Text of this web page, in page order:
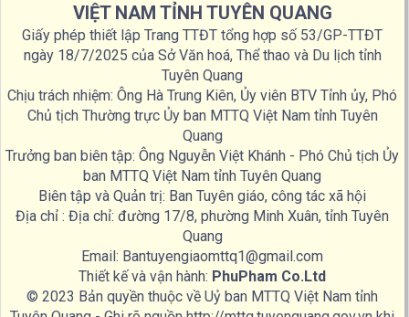
VIỆT NAM TỈNH TUYÊN QUANG
Giấy phép thiết lập Trang TTĐT tổng hợp số 53/GP-TTĐT
ngày 18/7/2025 của Sở Văn hoá, Thể thao và Du lịch tỉnh
Tuyên Quang
Chịu trách nhiệm: Ông Hà Trung Kiên, Ủy viên BTV Tỉnh ủy, Phó
Chủ tịch Thường trực Ủy ban MTTQ Việt Nam tỉnh Tuyên
Quang
Trưởng ban biên tập: Ông Nguyễn Việt Khánh - Phó Chủ tịch Ủy
ban MTTQ Việt Nam tỉnh Tuyên Quang
Biên tập và Quản trị: Ban Tuyên giáo, công tác xã hội
Địa chỉ : Địa chỉ: đường 17/8, phường Minh Xuân, tỉnh Tuyên
Quang
Email: Bantuyengiaomttq1@gmail.com
Thiết kế và vận hành: PhuPham Co.Ltd
© 2023 Bản quyền thuộc về Uỷ ban MTTQ Việt Nam tỉnh